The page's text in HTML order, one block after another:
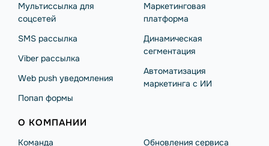
Мультиссылка для
соцсетей
SMS рассылка
Viber рассылка
Web push уведомления
Попап формы
Маркетинговая
платформа
Динамическая
сегментация
Автоматизация
маркетинга с ИИ
О КОМПАНИИ
Команда
Обновления сервиса